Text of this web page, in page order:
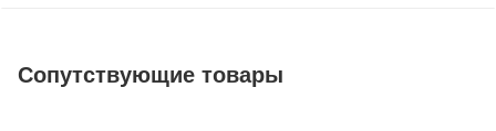
Сопутствующие товары